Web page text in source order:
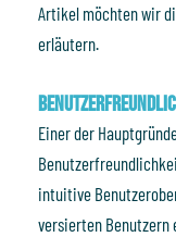
Artikel möchten wir
erläutern.
Einer der
intuitive
versierten Benutzern